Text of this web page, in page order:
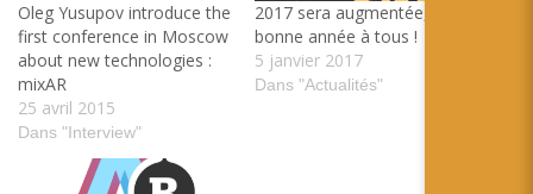
Oleg Yusupov introduce the
first conference in Moscow
about new technologies :
mixAR
25 avril 2015
Dans "Interview"
2017 sera augmentée,
bonne année à tous !
5 janvier 2017
Dans "Actualités"